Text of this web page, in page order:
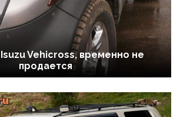
Vehicross, временно не
продается